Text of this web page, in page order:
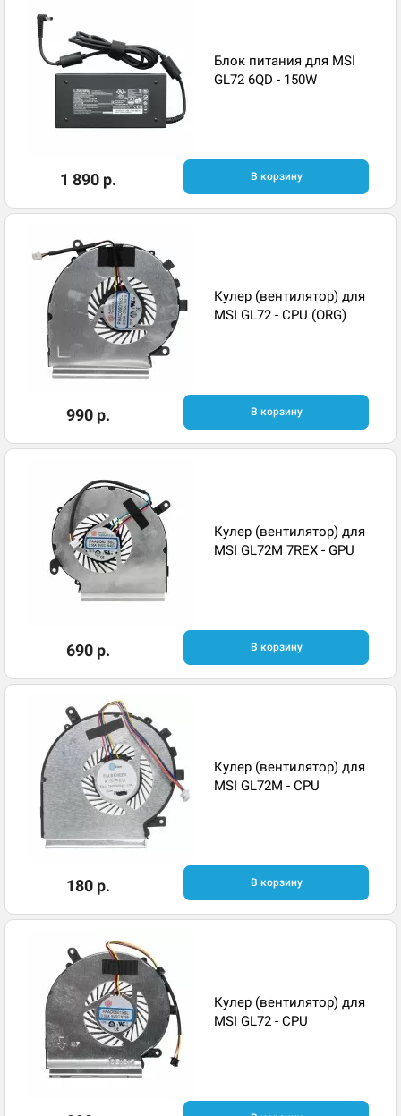
Блок питания для MSI
GL72 6QD - 150W
1 890 р. В корзину
Кулер (вентилятор) для
MSI GL72 - CPU (ORG)
990 р. В корзину
Кулер (вентилятор) для
MSI GL72M 7REX - GPU
690 р. В корзину
Кулер (вентилятор) для
MSI GL72M - CPU
180 р. В корзину
Кулер (вентилятор) для
MSI GL72 - CPU